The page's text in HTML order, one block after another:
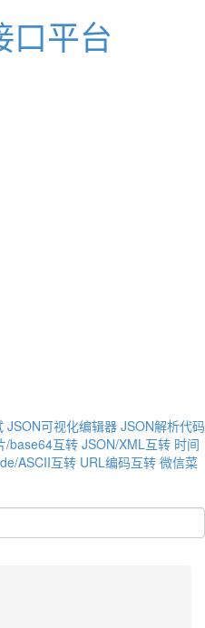
口平台
JSON可视化编辑器 JSON解析代码
/base64互转 JSON/XML互转 时间
ASCII互转 URL编码互转 微信菜